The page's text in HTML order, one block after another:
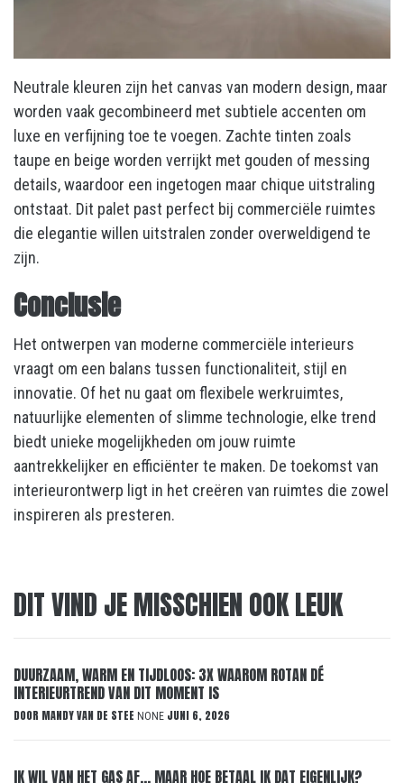
Neutrale kleuren zijn het canvas van modern design, maar
worden vaak gecombineerd met subtiele accenten om
luxe en verfijning toe te voegen. Zachte tinten zoals
taupe en beige worden verrijkt met gouden of messing
details, waardoor een ingetogen maar chique uitstraling
ontstaat. Dit palet past perfect bij commerciële ruimtes
die elegantie willen uitstralen zonder overweldigend te
zijn.
Conclusie
Het ontwerpen van moderne commerciële interieurs
vraagt om een balans tussen functionaliteit, stijl en
innovatie. Of het nu gaat om flexibele werkruimtes,
natuurlijke elementen of slimme technologie, elke trend
biedt unieke mogelijkheden om jouw ruimte
aantrekkelijker en efficiënter te maken. De toekomst van
interieurontwerp ligt in het creëren van ruimtes die zowel
inspireren als presteren.
DIT VIND JE MISSCHIEN OOK LEUK
DUURZAAM, WARM EN TIJDLOOS: 3X WAAROM ROTAN DÉ
INTERIEURTREND VAN DIT MOMENT IS
DOOR MANDY VAN DE STEE NONE JUNI 6, 2026
IK WIL VAN HET GAS AF… MAAR HOE BETAAL IK DAT EIGENLIJK?